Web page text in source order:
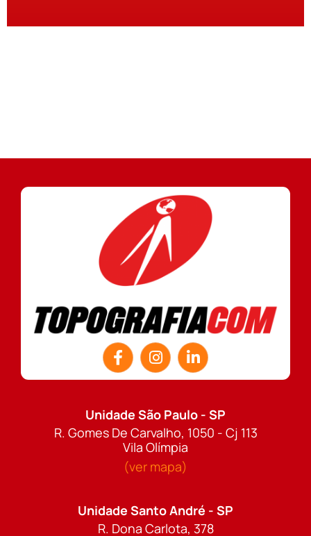
Unidade São Paulo - SP
R. Gomes De Carvalho, 1050 - Cj 113
Vila Olímpia
(ver mapa)
Unidade Santo André - SP
R. Dona Carlota, 378